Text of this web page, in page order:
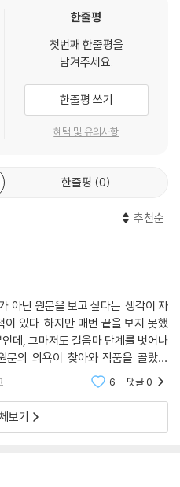
한줄평
첫번째 한줄평을
남겨주세요.
한줄평 쓰기
혜택 및 유의사항
한줄평 0
추천순
아닌 원문을 보고 싶다는 생각이 자
있다. 하지만 매번 끝을 보지 못했
데, 그마저도 걸음마 단계를 벗어나
문의 의욕이 찾아와 작품을 골랐것
아닌, 러시아 문학작품 [Anna Kar
6 댓글0
보기